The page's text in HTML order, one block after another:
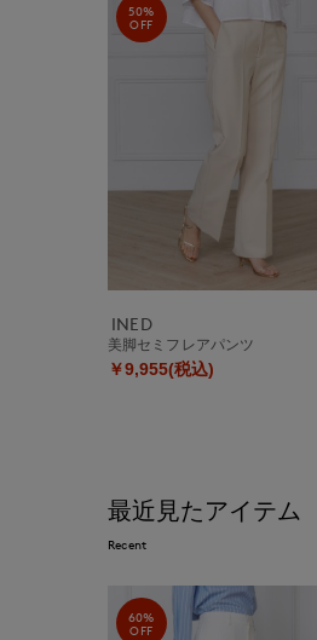
50%
OFF
INED
美脚セミフレアパンツ
￥9,955(税込)
最近見たアイテム
Recent
60%
OFF